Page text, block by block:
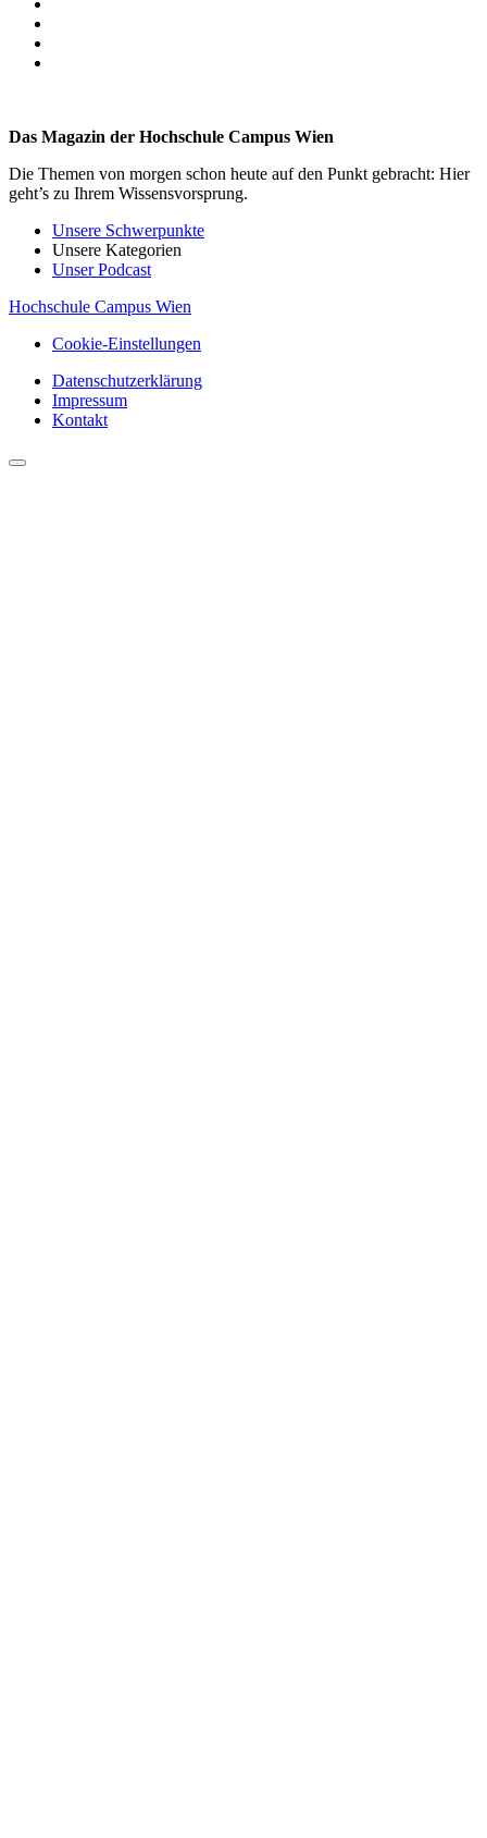
Das Magazin der Hochschule Campus Wien
Die Themen von morgen schon heute auf den Punkt gebracht: Hier
geht’s zu Ihrem Wissensvorsprung.
Unsere Schwerpunkte
Unsere Kategorien
Unser Podcast
Hochschule Campus Wien
Cookie-Einstellungen
Datenschutzerklärung
Impressum
Kontakt